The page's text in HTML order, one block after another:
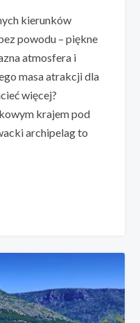
kierunków
powodu – piękne
atmosfera i
masa atrakcji dla
więcej?
krajem pod
archipelag to